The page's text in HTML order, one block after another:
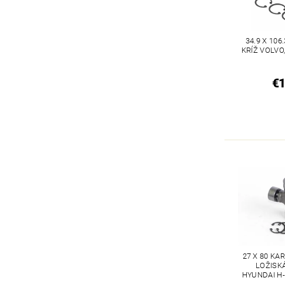
34.9 X
KRÍŽ
27 X 80
HYUNDAI